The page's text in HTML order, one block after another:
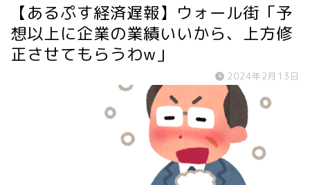
【あるぷす経済遅報】ウォール街「予
想以上に企業の業績いいから、上方修
正させてもらうわw」
2024年2月13日